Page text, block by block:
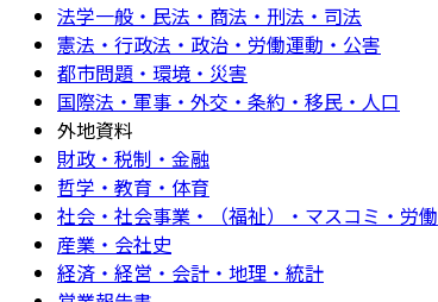
法学一般・民法・商法・刑法・司法
憲法・行政法・政治・労働運動・公害
都市問題・環境・災害
国際法・軍事・外交・条約・移民・人口
外地資料
財政・税制・金融
哲学・教育・体育
社会・社会事業・（福祉）・マスコミ・労働
産業・会社史
経済・経営・会計・地理・統計